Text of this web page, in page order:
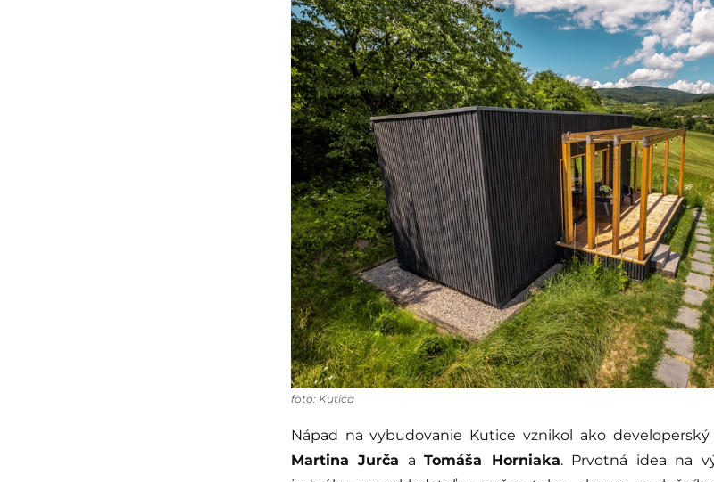
foto: Kutica
Nápad na vybudovanie Kutice vznikol ako
Martina Jurča aTomáša Horniaka. Prvotná idea na